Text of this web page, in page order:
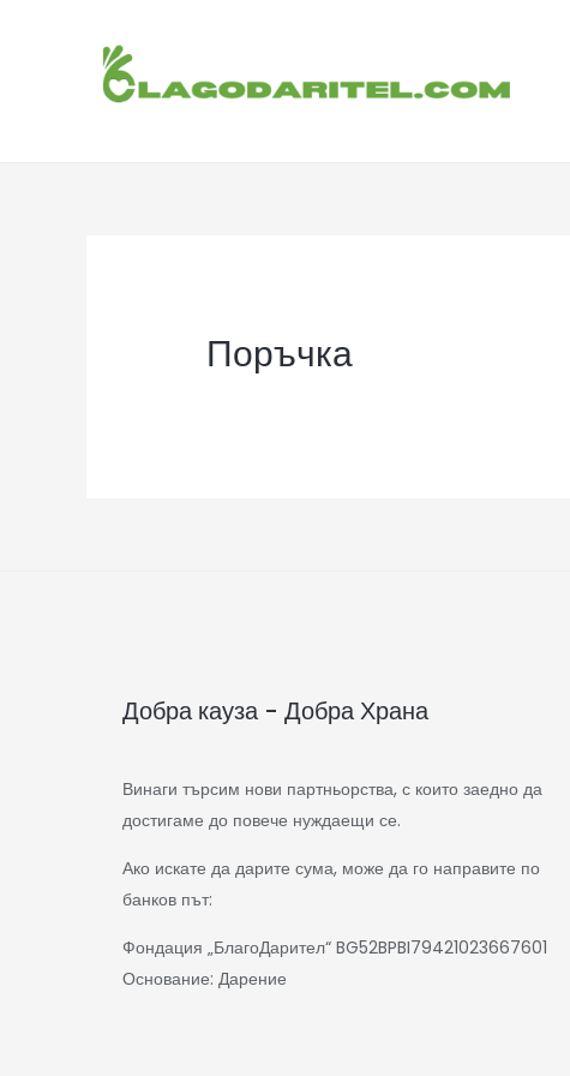
Поръчка
Добра кауза - Добра Храна
Винаги търсим нови партньорства, с които заедно да
достигаме до повече нуждаещи се.
Ако искате да дарите сума, може да го направите по
банков път:
Фондация „БлагоДарител“ BG52BPBI79421023667601
Основание: Дарение